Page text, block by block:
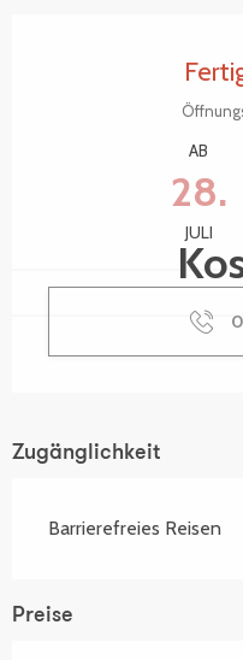
AB
28.
JULI
Zugänglichkeit
Barrierefreies Reisen
Preise